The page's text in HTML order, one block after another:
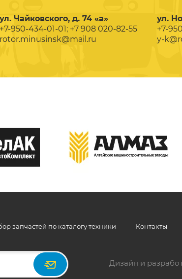
ул. Чайковского, д. 74 «а»
+7-950-434-01-01; +7 908 020-82-55
rotor.minusinsk@mail.ru
ул.
+7-
y-
запчастей по каталогу техники Контакты
Дизайн и